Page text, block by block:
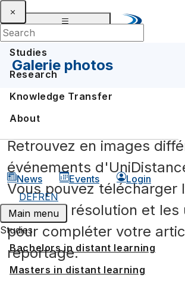
Studies
Research
Knowledge Transfer
About
News Events
Login
DEFREN
Main menu
Studies
Bachelors in distant learning
Masters in distant learning
Galerie photos
SMS Spring Meeting 2026
Graduation ceremony 2025 of
Matterhorn Symposium 2025
18th conference of the swiss
EADTU staff meeting 2025
Computational Reproducibility Hackathon
Retrouvez en images
événements
Vous pouvez télécharger
en haute résolution et les
pour compléter votre
reportage.